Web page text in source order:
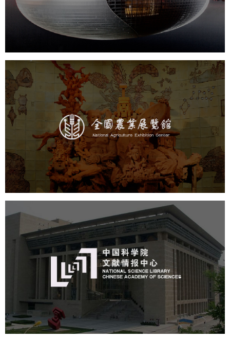
文化艺术 剧院 智慧展馆 展馆网站建设
农业展览馆
文化艺术 展馆网站建设
博物馆展厅设计
数字博物馆建设
展厅空间设计
企业展厅设计
公司展厅设计
北京展厅设计 产品展厅设计
中国科学院文献情报中心
网站建设
数字博物馆建设
展厅空间设计
产品展厅设计